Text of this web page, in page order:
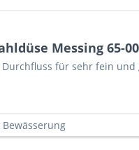
Messing 65-
für sehr fein